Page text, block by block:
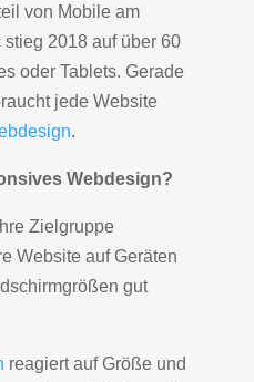
von Mobile am
2018 auf über 60
oder Tablets. Gerade
jede Website
.
Webdesign?
Zielgruppe
Website auf Geräten
gut
reagiert auf Größe und